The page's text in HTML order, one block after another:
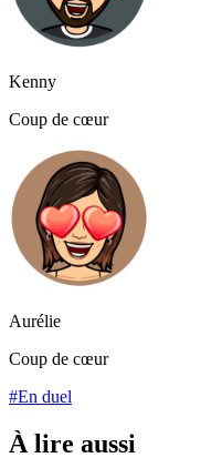
Kenny
Coup de cœur
Aurélie
Coup de cœur
#En duel
À lire aussi